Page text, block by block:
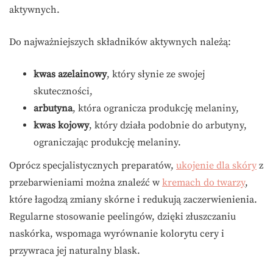
aktywnych.
Do najważniejszych składników aktywnych należą:
kwas azelainowy, który słynie ze swojej
skuteczności,
arbutyna, która ogranicza produkcję melaniny,
kwas kojowy, który działa podobnie do arbutyny,
ograniczając produkcję melaniny.
Oprócz specjalistycznych preparatów, ukojenie dla skóry z
przebarwieniami można znaleźć w kremach do twarzy,
które łagodzą zmiany skórne i redukują zaczerwienienia.
Regularne stosowanie peelingów, dzięki złuszczaniu
naskórka, wspomaga wyrównanie kolorytu cery i
przywraca jej naturalny blask.